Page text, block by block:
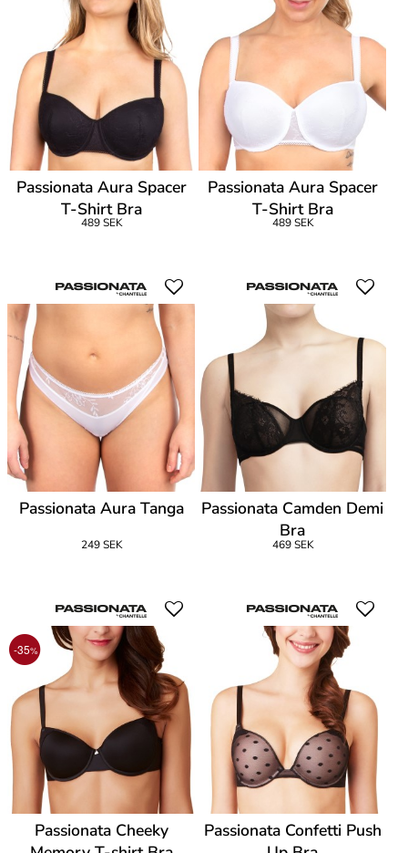
Passionata Aura Spacer
T-Shirt Bra
489 SEK
Passionata Aura Spacer
T-Shirt Bra
489 SEK
Passionata Aura Tanga
249 SEK
Passionata Camden Demi
Bra
469 SEK
-35%
Passionata Cheeky
Passionata Confetti Push